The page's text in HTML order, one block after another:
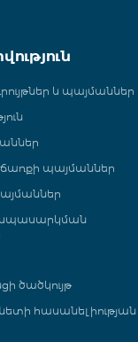
և պայմաններ
պայմաններ
ծածկույթ
հասանելիության